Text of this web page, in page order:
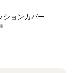
ションカバー